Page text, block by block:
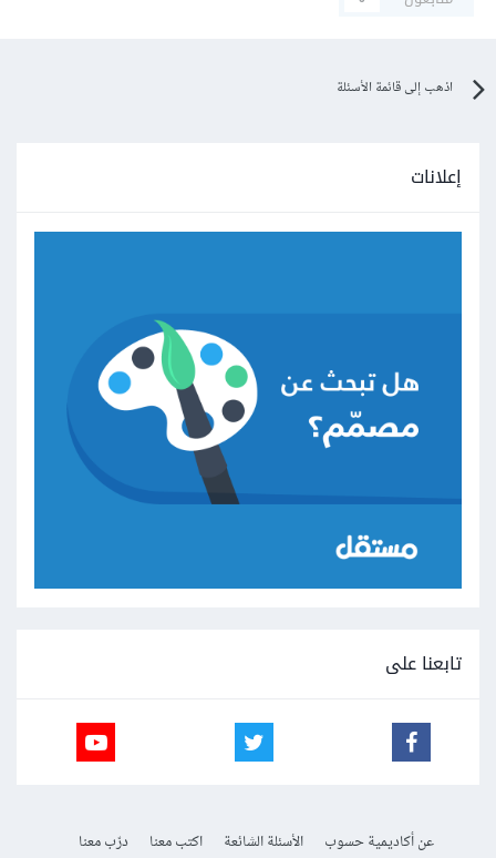
اذهب إلى قائمة الأسئلة
إعلانات
تابعنا على
عن أكاديمية حسوب الأسئلة الشائعة اكتب معنا
درّب معنا